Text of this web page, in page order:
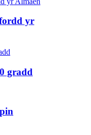
yr
gradd